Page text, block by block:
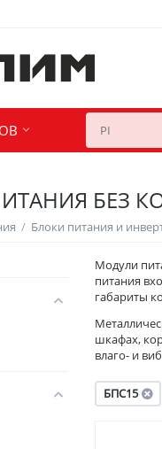
БЕЗ
/ Блоки питания и
Модули
питания
габариты
шкафах,
влаго- и
БПС15